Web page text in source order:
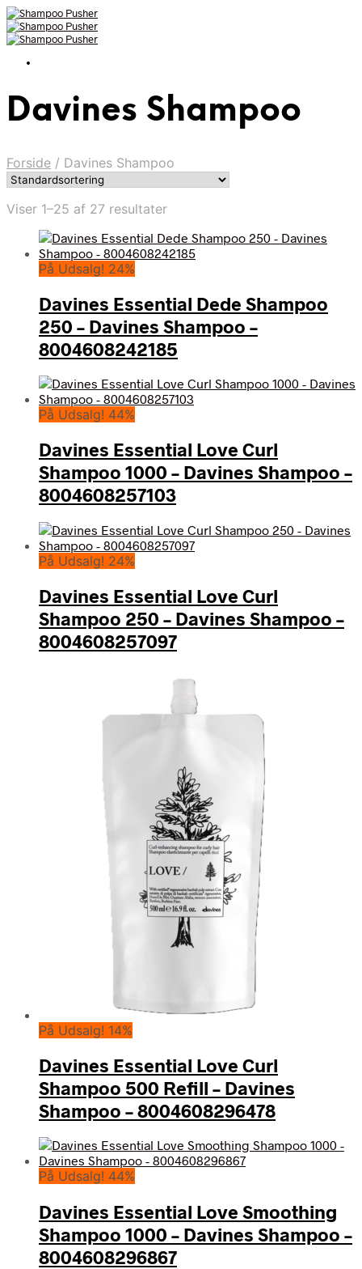
Davines Shampoo
Forside / Davines Shampoo
Viser 1–25 af 27 resultater
På Udsalg! 24%
Davines Essential Dede Shampoo
250 – Davines Shampoo –
8004608242185
På Udsalg! 44%
Davines Essential Love Curl
Shampoo 1000 – Davines Shampoo –
8004608257103
På Udsalg! 24%
Davines Essential Love Curl
Shampoo 250 – Davines Shampoo –
8004608257097
På Udsalg! 14%
Davines Essential Love Curl
Shampoo 500 Refill – Davines
Shampoo – 8004608296478
På Udsalg! 44%
Davines Essential Love Smoothing
Shampoo 1000 – Davines Shampoo –
8004608296867